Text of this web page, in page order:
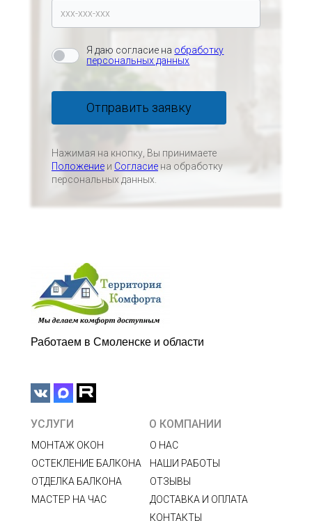
Я даю согласие на обработку
персональных данных
Отправить заявку
Нажимая на кнопку, Вы принимаете
Положение и Согласие на обработку
персональных данных.
Работаем в Смоленске и области
О КОМПАНИИ
О НАС
НАШИ РАБОТЫ
ОТЗЫВЫ
ДОСТАВКА И ОПЛАТА
КОНТАКТЫ
УСЛУГИ
МОНТАЖ ОКОН
ОСТЕКЛЕНИЕ БАЛКОНА
ОТДЕЛКА БАЛКОНА
МАСТЕР НА ЧАС